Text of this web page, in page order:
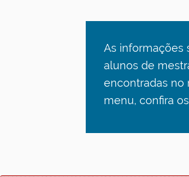
As informações
alunos de
encontradas no
menu, confira